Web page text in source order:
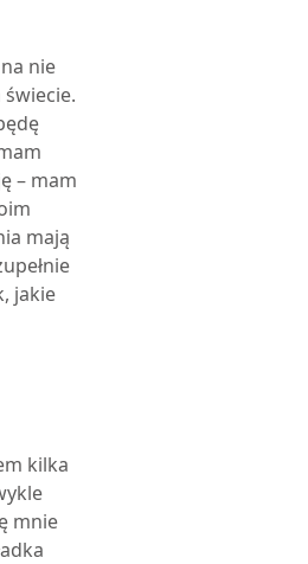
nie
– mam
mają
jakie
kilka
mnie